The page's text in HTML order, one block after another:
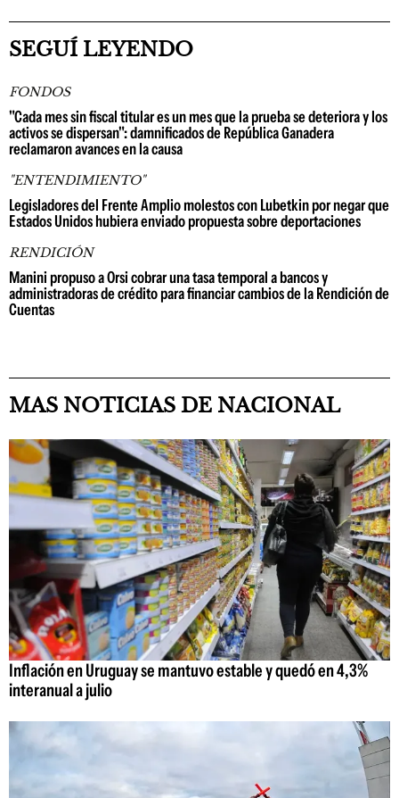
SEGUÍ LEYENDO
FONDOS
"Cada mes sin fiscal titular es un mes que la prueba se deteriora y los
activos se dispersan": damnificados de República Ganadera
reclamaron avances en la causa
"ENTENDIMIENTO"
Legisladores del Frente Amplio molestos con Lubetkin por negar que
Estados Unidos hubiera enviado propuesta sobre deportaciones
RENDICIÓN
Manini propuso a Orsi cobrar una tasa temporal a bancos y
administradoras de crédito para financiar cambios de la Rendición de
Cuentas
MAS NOTICIAS DE NACIONAL
Inflación en Uruguay se mantuvo estable y quedó en 4,3%
interanual a julio